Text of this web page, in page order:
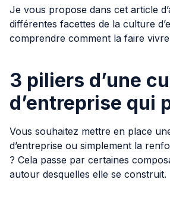
Je vous propose dans cet article
différentes facettes de la culture
comprendre comment la faire
3 piliers d’une
d’entreprise qui
Vous souhaitez mettre en place
d’entreprise ou simplement la
? Cela passe par certaines
autour desquelles elle se construit.